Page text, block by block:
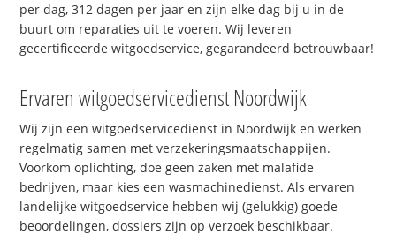
per dag, 312 dagen per jaar en zijn elke dag bij u in de
buurt om reparaties uit te voeren. Wij leveren
gecertificeerde witgoedservice, gegarandeerd betrouwbaar!
Ervaren witgoedservicedienst Noordwijk
Wij zijn een witgoedservicedienst in Noordwijk en werken
regelmatig samen met verzekeringsmaatschappijen.
Voorkom oplichting, doe geen zaken met malafide
bedrijven, maar kies een wasmachinedienst. Als ervaren
landelijke witgoedservice hebben wij (gelukkig) goede
beoordelingen, dossiers zijn op verzoek beschikbaar.